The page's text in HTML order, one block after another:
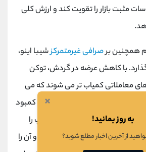
مثبت بازار را تقویت کند و ارزش کلی
همچنین برصرافی غیرمتمرکزشیبا اینو،
با کاهش عرضه در گردش، توکن
معاملاتی کمیاب تر می شوند که می
و
کمک کند. این کمبود
کاربرد و جذابیت شیبا سواپ را
دهندگان نقدینگی بهبود بخشد و آن را
×
به روز بمانید!
از آخرین اخبار مطلع شوید؟